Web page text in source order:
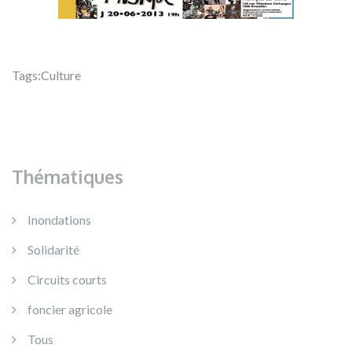
Tags:Culture
Thématiques
Inondations
Solidarité
Circuits courts
foncier agricole
Tous